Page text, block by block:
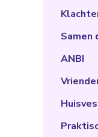
Samen
ANBI